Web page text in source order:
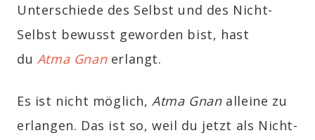
Unterschiede des Selbst und des Nicht-
Selbst bewusst geworden bist, hast
du Atma Gnanerlangt.
Es ist nicht möglich,Atma Gnanalleine zu
erlangen. Das ist so, weil du jetzt als Nicht-